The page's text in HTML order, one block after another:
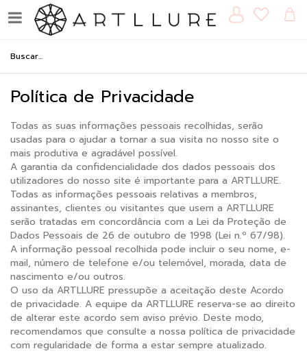
Política de Privacidade
Todas as suas informações pessoais recolhidas, serão
usadas para o ajudar a tornar a sua visita no nosso site o
mais produtiva e agradável possível.
A garantia da confidencialidade dos dados pessoais dos
utilizadores do nosso site é importante para a ARTLLURE.
Todas as informações pessoais relativas a membros,
assinantes, clientes ou visitantes que usem a ARTLLURE
serão tratadas em concordância com a Lei da Proteção de
Dados Pessoais de 26 de outubro de 1998 (Lei n.º 67/98).
A informação pessoal recolhida pode incluir o seu nome, e-
mail, número de telefone e/ou telemóvel, morada, data de
nascimento e/ou outros.
O uso da ARTLLURE pressupõe a aceitação deste Acordo
de privacidade. A equipe da ARTLLURE reserva-se ao direito
de alterar este acordo sem aviso prévio. Deste modo,
recomendamos que consulte a nossa política de privacidade
com regularidade de forma a estar sempre atualizado.